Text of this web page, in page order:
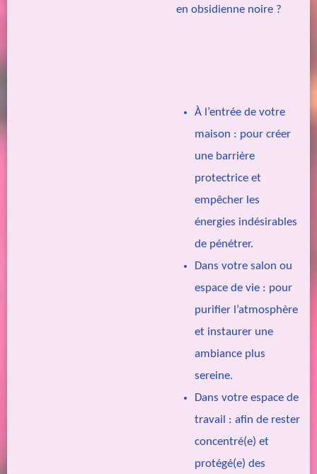
en obsidienne noire ?
À l’entrée de votre
maison : pour créer
une barrière
protectrice et
empêcher les
énergies indésirables
de pénétrer.
Dans votre salon ou
espace de vie : pour
purifier l’atmosphère
et instaurer une
ambiance plus
sereine.
Dans votre espace de
travail : afin de rester
concentré(e) et
protégé(e) des